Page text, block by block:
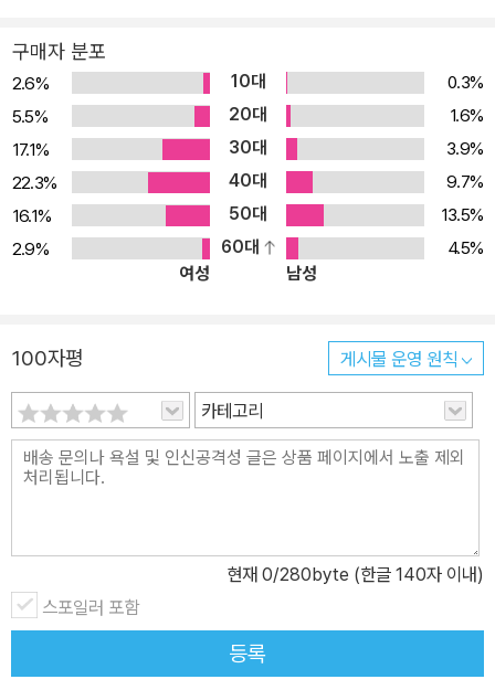
이는 누구인가》는 음식에 대한 총체적이고 통합적인 시각에 기초해
음식과 농업을 둘러싼 지식과 사유와 실천의 패러다임 전환을 주장하
는 책이다. 세계화와 GMO에 반대하며 경제 정의, 식량 정의, 젠더 정
의를 옹호해온 수십 년 동안의 지적?실천적 역량의 결정체라고 할 수
있는 이 책에서 시바는 ‘착취의 법칙에 기초한 산업 패러다임’ 대 ‘반
환의 법칙에 기초한 생태 패러다임’의 전쟁이야말로 오늘날 우리가
직면한 식량 위기의 근원이라고 지적한다. 탐욕과 이윤을 동력으로
하는, 화학비료와 GMO 등에 의존하는 세계화된 산업농이 자연의 상
시스템의 붕괴를 가져왔다는 것이다. 이로 인해 현재의 푸드 시스템
은 지속 가능성, 정의, 평화 같은 중요한 모든 기준에서 볼 때 심각하
게 고장 나 있다. 이 책은 폭력적인 산업 패러다임에서 토양과 동식물
과 인간의 건강을 증진하는 생태 패러다임으로 전환하는 것만이, 산
업화?세계화된 푸드 시스템에서 생태 친화적이고 인간 친화적인 푸
드 시스템으로 전환하는 것만이 지구의 안녕과 사회의 안전을 지키는
체와 직결된 절체절명의 과제이다. 미디어를 중심으로 ‘맛있고 멋있
는 음식을 어떻게 잘 먹을 것인가’에 집중되어 있는 이른바 ‘먹방’의
시대에, 맛과 영양과 이윤의 차원을 넘어 씨앗에서 식탁까지를 아우
르는 사회?정치?생태?문화적 맥락으로 시야를 확장하는 반다나 시
바의 목소리는, ‘먹는 인간’인 우리로 하여금 ‘먹는 것’과 ‘먹는 일’ 그
구매자 분포
2.6% 10대
0.3%
5.5%
20대
1.6%
17.1%
30대
3.9%
22.3%
40대
9.7%
16.1%
50대
13.5%
2.9%
60대
4.5%
여성
남성
100자평 게시물 운영 원칙
카테고리
현재 0/280byte (한글 140자 이내)
스포일러 포함
등록